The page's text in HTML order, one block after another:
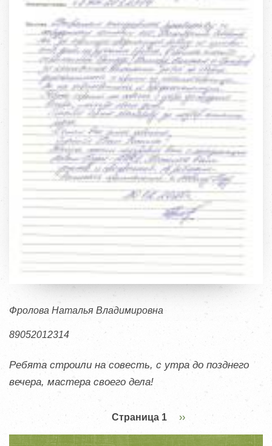
Фролова Наталья Владимировна
89052012314
Ребята строили на совесть, с утра до позднего
вечера, мастера своего дела!
Нумерация
страниц
Страница 1
Следующая
››